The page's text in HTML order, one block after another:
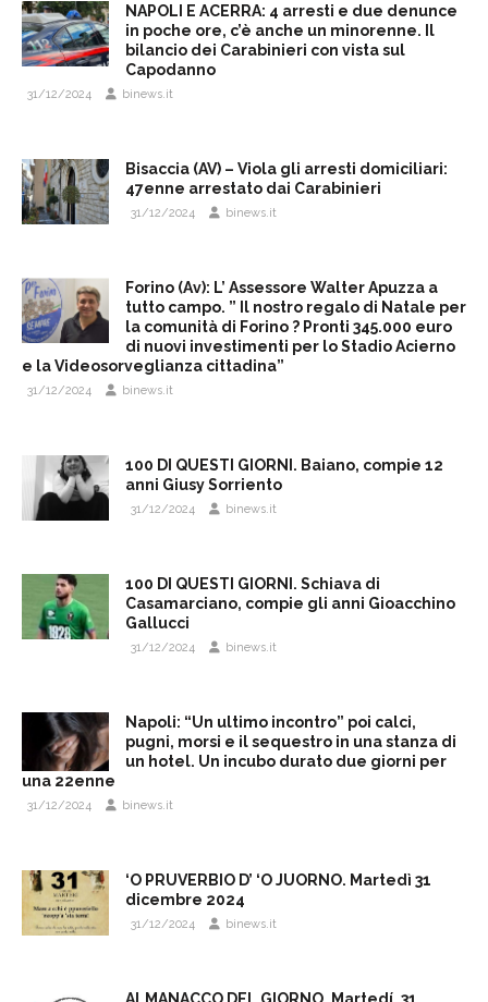
NAPOLI E ACERRA: 4 arresti e due denunce
in poche ore, c’è anche un minorenne. Il
bilancio dei Carabinieri con vista sul
Capodanno
31/12/2024 binews.it
Bisaccia (AV) – Viola gli arresti domiciliari:
47enne arrestato dai Carabinieri
31/12/2024 binews.it
Forino (Av): L’ Assessore Walter Apuzza a
tutto campo. ” Il nostro regalo di Natale per
la comunità di Forino ? Pronti 345.000 euro
di nuovi investimenti per lo Stadio Acierno
e la Videosorveglianza cittadina”
31/12/2024 binews.it
100 DI QUESTI GIORNI. Baiano, compie 12
anni Giusy Sorriento
31/12/2024 binews.it
100 DI QUESTI GIORNI. Schiava di
Casamarciano, compie gli anni Gioacchino
Gallucci
31/12/2024 binews.it
Napoli: “Un ultimo incontro” poi calci,
pugni, morsi e il sequestro in una stanza di
un hotel. Un incubo durato due giorni per
una 22enne
31/12/2024 binews.it
‘O PRUVERBIO D’ ‘O JUORNO. Martedì 31
dicembre 2024
31/12/2024 binews.it
ALMANACCO DEL GIORNO. Martedí, 31